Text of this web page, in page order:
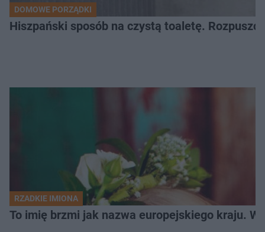
DOMOWE PORZĄDKI
Hiszpański sposób na czystą toaletę.
RZADKIE IMIONA
To imię brzmi jak nazwa europejskiego kraju.